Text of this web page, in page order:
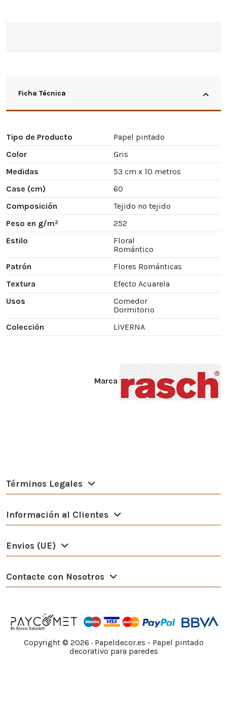
Ficha Técnica
Tipo de Producto
Papel pintado
Color
Gris
Medidas
53 cm x 10 metros
Case (cm)
60
Composición
Tejido no tejido
Peso en g/m²
252
Estilo
Floral
Romántico
Patrón
Flores Románticas
Textura
Efecto Acuarela
Usos
Comedor
Dormitorio
Colección
LIVERNA
Marca
Términos Legales
Información al Clientes
Envios (UE)
Contacte con Nosotros
Copyright © 2026 · Papeldecor.es - Papel pintado
decorativo para paredes